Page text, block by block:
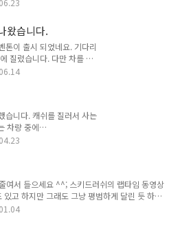
미트로 탐방기 - 2 1. 미
분에 위치해 있습니다. 구
장히 고급스럽고 파워풀한
그 멋을 제대로 알 수 있
보지 못했고, 세단만 두번
군요 ^^ 어째든 실제로는
쉽게 탈 수 있으니 ^^
왔습니다.
톤이 출시 되었네요. 기다리
질렀습니다. 다만 차를 그
야 되서 사행성이 -.-;; 아직
직 잘 모르겠고 ^^ 좀 더
실물 사진입니다. ㅎ
습니다. 캐쉬를 질러서 사는
차량 중에
하였습니다. 배틀 용으로
. 덩치크고 충돌치 높은 차들
롭고 해서 그냥 시점 낮은
사용하려고 선택하다 보니
나서 고광택 옐로우 발라
차량 사진은 아래와 같은
여서 들으세요 ^^; 스키드러쉬의 랩타임 동영상
고 하지만 그래도 그냥 평범하게 달린 듯 하네
임 같은 경우는 그래도 달릴만 한데 서로 밀고